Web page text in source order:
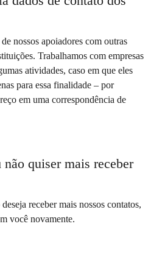
nossos apoiadores com outras
Trabalhamos com empresas
atividades, caso em que eles
para essa finalidade – por
em uma correspondência de
não quiser mais receber
receber mais nossos contatos,
você novamente.